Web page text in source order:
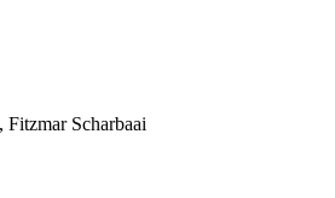
Fitzmar Scharbaai